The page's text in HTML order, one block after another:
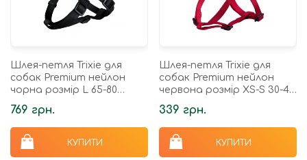
Шлея-петля Trixie для
собак Premium нейлон
чорна розмір L 65-80
см/25 мм
769 грн.
КУПИТИ
Шлея-петля Trixie для
собак Premium нейлон
червона розмір XS-S 30-40
см/10 мм
339 грн.
КУПИТИ